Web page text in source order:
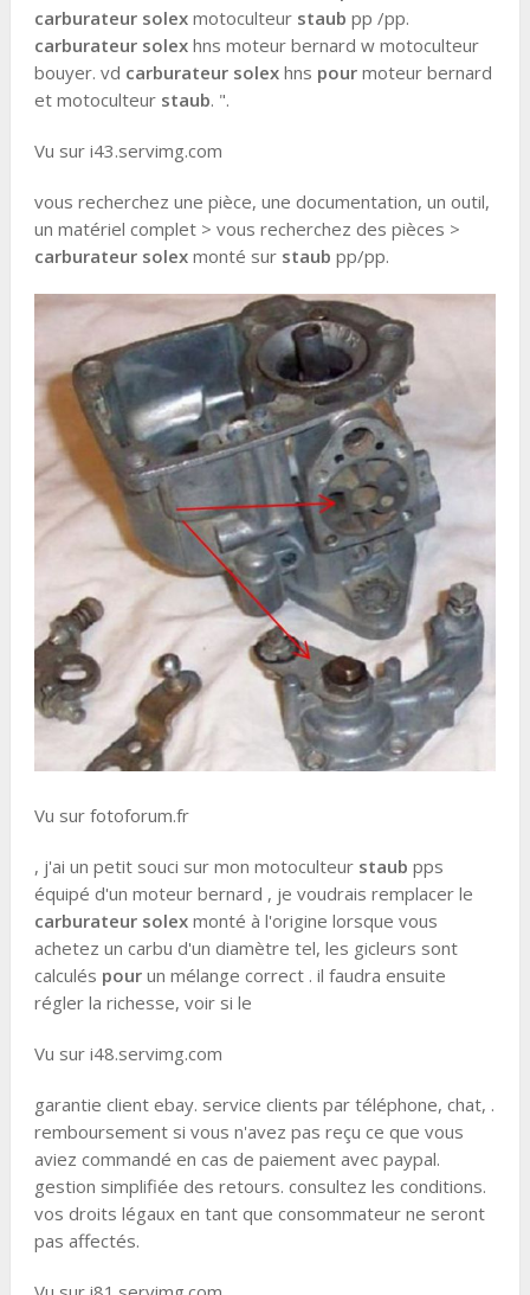
carburateur solexmotoculteur staub pp /pp.
carburateur solexhns moteur bernard w motoculteur
bouyer. vd carburateur solexhns pourmoteur bernard
et motoculteur staub. ".
Vu sur i43.servimg.com
vous recherchez une pièce, une documentation, un outil,
un matériel complet > vous recherchez des pièces >
carburateur solexmonté sur staub pp/pp.
Vu sur fotoforum.fr
, j'ai un petit souci sur mon motoculteur staub pps
équipé d'un moteur bernard , je voudrais remplacer le
carburateur solexmonté à l'origine lorsque vous
achetez un carbu d'un diamètre tel, les gicleurs sont
calculés pourun mélange correct . il faudra ensuite
régler la richesse, voir si le
Vu sur i48.servimg.com
garantie client ebay. service clients par téléphone, chat, .
remboursement si vous n'avez pas reçu ce que vous
aviez commandé en cas de paiement avec paypal.
gestion simplifiée des retours. consultez les conditions.
vos droits légaux en tant que consommateur ne seront
pas affectés.